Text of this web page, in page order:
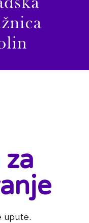
za
upute.